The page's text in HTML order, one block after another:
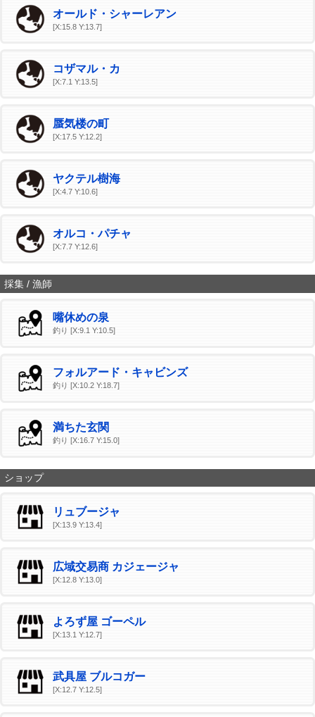
オールド・シャーレアン
[X:15.8 Y:13.7]
コザマル・カ
[X:7.1 Y:13.5]
蜃気楼の町
[X:17.5 Y:12.2]
ヤクテル樹海
[X:4.7 Y:10.6]
オルコ・パチャ
[X:7.7 Y:12.6]
採集 / 漁師
嘴休めの泉
釣り [X:9.1 Y:10.5]
フォルアード・キャビンズ
釣り [X:10.2 Y:18.7]
満ちた玄関
釣り [X:16.7 Y:15.0]
ショップ
リュブージャ
[X:13.9 Y:13.4]
広域交易商 カジェージャ
[X:12.8 Y:13.0]
よろず屋 ゴーペル
[X:13.1 Y:12.7]
武具屋 ブルコガー
[X:12.7 Y:12.5]